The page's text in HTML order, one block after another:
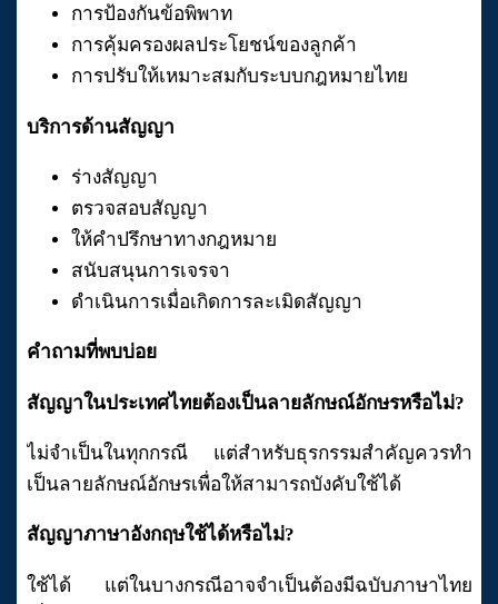
การป้องกันข้อพิพาท
การคุ้มครองผลประโยชน์ของลูกค้า
การปรับให้เหมาะสมกับระบบกฎหมายไทย
บริการด้านสัญญา
ร่างสัญญา
ตรวจสอบสัญญา
ให้คำปรึกษาทางกฎหมาย
สนับสนุนการเจรจา
ดำเนินการเมื่อเกิดการละเมิดสัญญา
คำถามที่พบบ่อย
สัญญาในประเทศไทยต้องเป็นลายลักษณ์อักษรหรือไม่?
ไม่จำเป็นในทุกกรณี แต่สำหรับธุรกรรมสำคัญควรทำ
เป็นลายลักษณ์อักษรเพื่อให้สามารถบังคับใช้ได้
สัญญาภาษาอังกฤษใช้ได้หรือไม่?
ใช้ได้ แต่ในบางกรณีอาจจำเป็นต้องมีฉบับภาษาไทย